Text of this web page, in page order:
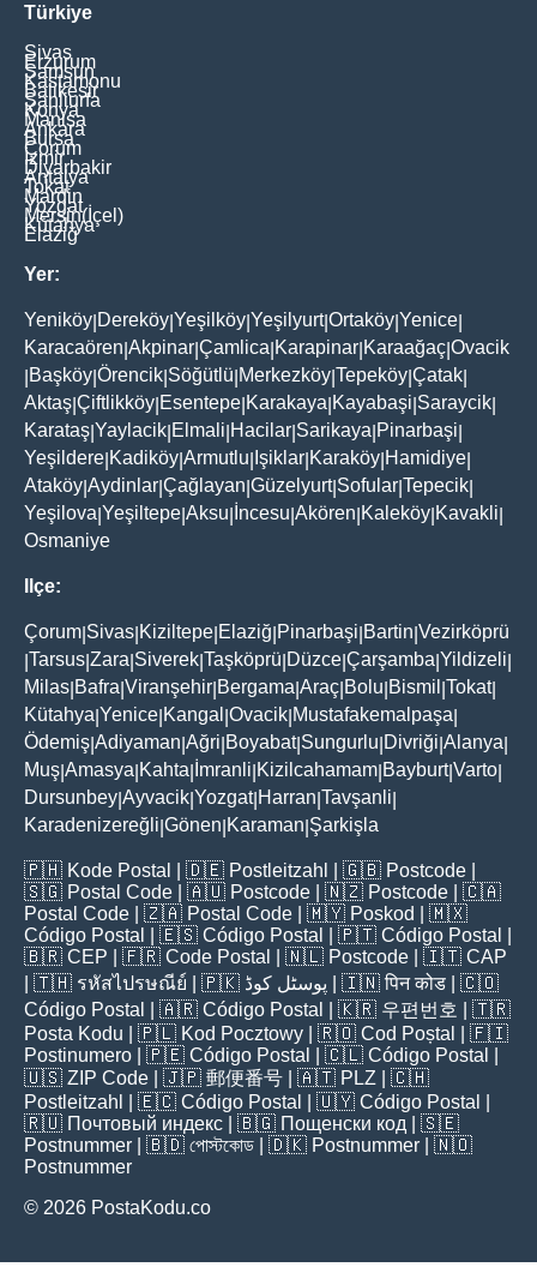
Türkiye
Sivas
Erzurum
Samsun
Kastamonu
Balikesir
Şanliurfa
Konya
Manisa
Ankara
Bursa
Çorum
İzmir
Diyarbakir
Antalya
Tokat
Mardin
Yozgat
Mersin(İçel)
Kütahya
Elaziğ
Yer:
Yeniköy Dereköy Yeşilköy Yeşilyurt|Ortaköy Yenice
Karacaören Akpinar Çamlica Karapinar Karaağaç Ovacik
Başköy Örencik Söğütlü Merkezköy Tepeköy Çatak
Aktaş Çiftlikköy Esentepe Karakaya Kayabaşi Saraycik
Karataş Yaylacik Elmali Hacilar Sarikaya Pinarbaşi
Yeşildere Kadiköy Armutlu Işiklar Karaköy Hamidiye
Ataköy Aydinlar Çağlayan Güzelyurt| Sofular Tepecik
Yeşilova Yeşiltepe Aksu İncesu Akören Kaleköy Kavakli
Osmaniye
Ilçe:
Çorum Sivas Kiziltepe Elaziğ Pinarbaşi Bartin Vezirköprü
Tarsus Zara Siverek Taşköprü Düzce Çarşamba Yildizeli
Milas Bafra Viranşehir Bergama Araç Bolu Bismil Tokat|
Kütahya Yenice Kangal Ovacik Mustafakemalpaşa
Ödemiş Adiyaman Ağri Boyabat| Sungurlu Divriği Alanya
Muş Amasya Kahta İmranli Kizilcahamam Bayburt|Varto
Dursunbey Ayvacik Yozgat| Harran Tavşanli
Karadenizereğli Gönen Karaman Şarkişla
🇵🇭 Kode Postal | 🇩🇪 Postleitzahl | 🇬🇧 Postcode
🇸🇬 Postal Code | 🇦🇺 Postcode | 🇳🇿 Postcode | 🇨🇦
Postal Code | 🇿🇦 Postal Code | 🇲🇾 Poskod
| 🇲🇽
Código Postal
| 🇪🇸 Código Postal | 🇵🇹 Código Postal
🇧🇷 CEP | 🇫🇷 Code Postal | 🇳🇱 Postcode | 🇮🇹 CAP
| 🇹🇭 รหัสไปรษณีย์ | 🇵🇰 پوسٹل کوڈ | 🇮🇳पिन कोड | 🇨🇴
Código Postal
| 🇦🇷 Código Postal | 🇰🇷 우편번호
| 🇹🇷
Posta Kodu | 🇵🇱 Kod Pocztowy | 🇷🇴 Cod Poștal
| 🇫🇮
Postinumero | 🇵🇪 Código Postal | 🇨🇱 Código Postal
🇺🇸 ZIP Code | 🇯🇵 郵便番号 | 🇦🇹 PLZ | 🇨🇭
Postleitzahl
| 🇪🇨 Código Postal | 🇺🇾 Código Postal
🇷🇺 Почтовый индекс | 🇧🇬 Пощенски код | 🇸🇪
Postnummer | 🇧🇩 পোস্টকোড | 🇩🇰 Postnummer | 🇳🇴
Postnummer
© 2026 PostaKodu.co